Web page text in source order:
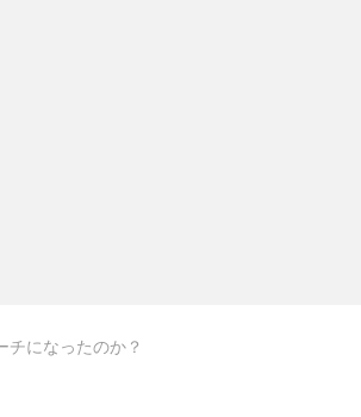
チになったのか？